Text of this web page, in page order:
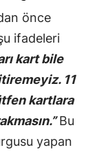
önce
ifadeleri
kart bile
11
kartlara
Bu
yapan